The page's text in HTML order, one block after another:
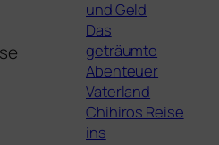
und Geld
Das
geträumte
Abenteuer
Vaterland
Chihiros Reise
ins